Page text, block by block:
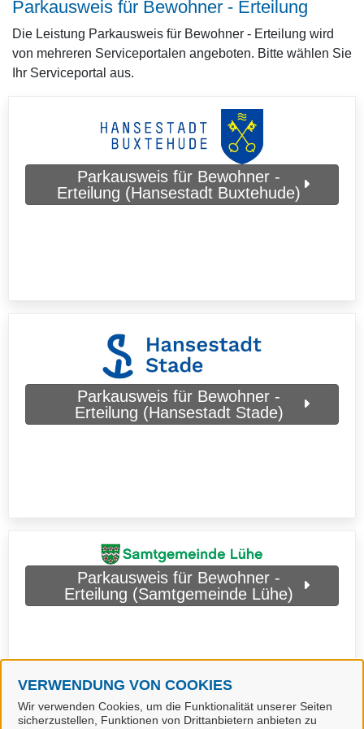
VERWENDUNG VON COOKIES
Wir verwenden Cookies, um die Funktionalität unserer Seiten
sicherzustellen, Funktionen von Drittanbietern anbieten zu
Parkausweis für Bewohner - Erteilung
Die Leistung Parkausweis für Bewohner - Erteilung wird
von mehreren Serviceportalen angeboten. Bitte wählen Sie
Ihr Serviceportal aus.
Parkausweis für Bewohner -
Erteilung (Hansestadt Buxtehude)
Parkausweis für Bewohner -
Erteilung (Hansestadt Stade)
Parkausweis für Bewohner -
Erteilung (Samtgemeinde Lühe)